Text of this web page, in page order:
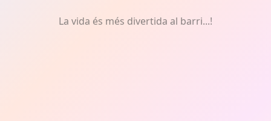
La vida és més divertida al barri...!